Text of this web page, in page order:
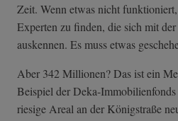
Zeit. Wenn etwas nicht
Experten zu finden, die sich mit
auskennen. Es muss etwas
Aber 342 Millionen? Das ist ein
Beispiel der Deka-
riesige Areal an der Königstraße